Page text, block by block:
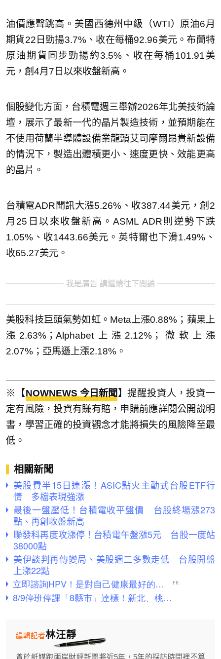
油價應聲跳高。美國西德州中級（WTI）原油6月
期貨22日勁揚3.7%、收在每桶92.96美元。布蘭特
原油期貨同步勁揚約3.5%、收在每桶101.91美
元，創4月7日以來收盤新高。
個股變化方面，台積電週三舉辦2026年北美技術論
壇，展示了最新一代的晶片製造技術，並預期能在
不使用荷蘭半導體設備業龍頭艾司摩爾昂貴新設備
的情況下，製造出體積更小、速度更快、效能更高
的晶片。
台積電ADR聞訊大漲5.26%、收387.44美元，創2
月25日以來收盤新高。ASML ADR則逆勢下跌
1.05%、收1443.66美元。英特爾也下滑1.49%、
收65.27美元。
我是廣告 請繼續往下閱讀
美股科技巨頭氣勢如虹。Meta上漲0.88%；蘋果上
漲2.63%；Alphabet上漲2.12%；微軟上漲
2.07%；亞馬遜上漲2.18%。
※【NOWNEWS 今日新聞 】提醒投資人，投資一
定有風險，投資有賺有賠，申購前應詳閱公開說明
書，學習正確的投資觀念才能將損失的風險降至最
低。
相關新聞
美股費半15日連漲！ASIC點火主動式台股ETF行
情 多檔表現強漲
最後一盤壓低！台積電收平盤價 台股終場漲273
點、再創收盤新高
聯發科再度攻漲停！台積電午盤漲5元 台股一度站
38000點
美伊談判再傳變局、美股週二多數走低 台股開盤
上漲22點
林汪靜
編輯記者
曾於紙媒跑兩岸財經新聞將近5年，5年的採訪時間裡不算